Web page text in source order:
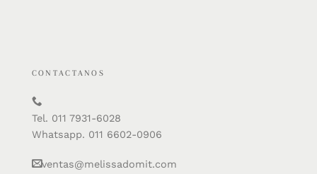
CONTACTANOS
Tel. 011 7931-6028
Whatsapp. 011 6602-0906
ventas@melissadomit.com